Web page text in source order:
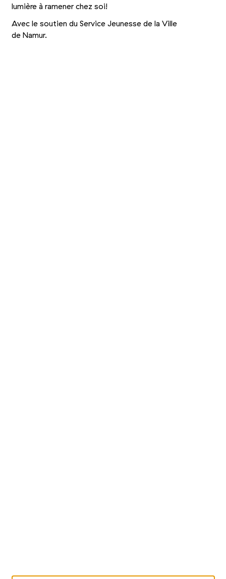
lumière à ramener chez soi!
Avec le soutien du Service Jeunesse de la Ville
de Namur.